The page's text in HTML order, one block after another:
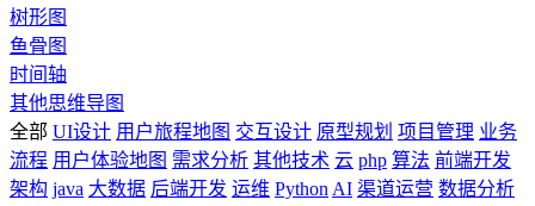
树形图
鱼骨图
时间轴
其他思维导图
全部 UI设计 用户旅程地图 交互设计 原型规划 项目管理 业务
流程 用户体验地图 需求分析 其他技术 云 php 算法 前端开发
架构 java 大数据 后端开发 运维 Python AI 渠道运营 数据分析